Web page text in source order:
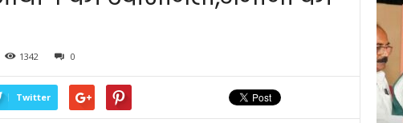
1342 0
Twitter